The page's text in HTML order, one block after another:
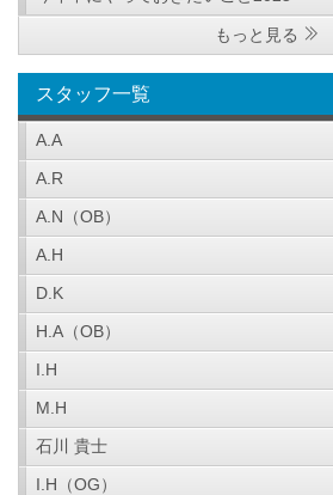
もっと見る
スタッフ一覧
A.A
A.R
A.N（OB）
A.H
D.K
H.A（OB）
I.H
M.H
石川 貴士
I.H（OG）